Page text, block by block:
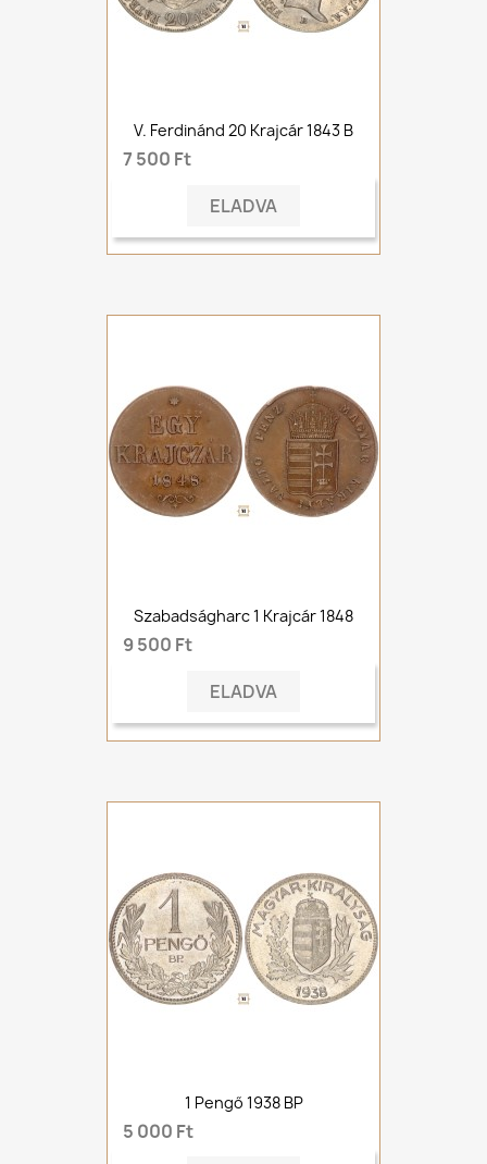
V. Ferdinánd 20 Krajcár 1843 B
7 500 Ft
ELADVA
Szabadságharc 1 Krajcár 1848
9 500 Ft
ELADVA
1 Pengő 1938 BP
5 000 Ft